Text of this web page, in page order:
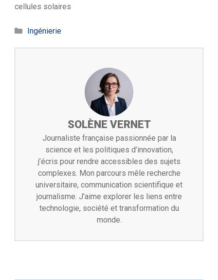
cellules solaires
Catégories
Ingénierie
SOLÈNE VERNET
Journaliste française passionnée par la
science et les politiques d’innovation,
j’écris pour rendre accessibles des sujets
complexes. Mon parcours mêle recherche
universitaire, communication scientifique et
journalisme. J’aime explorer les liens entre
technologie, société et transformation du
monde.